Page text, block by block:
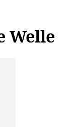
Welle